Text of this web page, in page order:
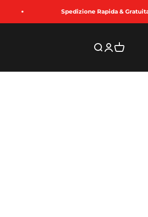
Spedizione Rapida & Gratuita
SucheAnmelden